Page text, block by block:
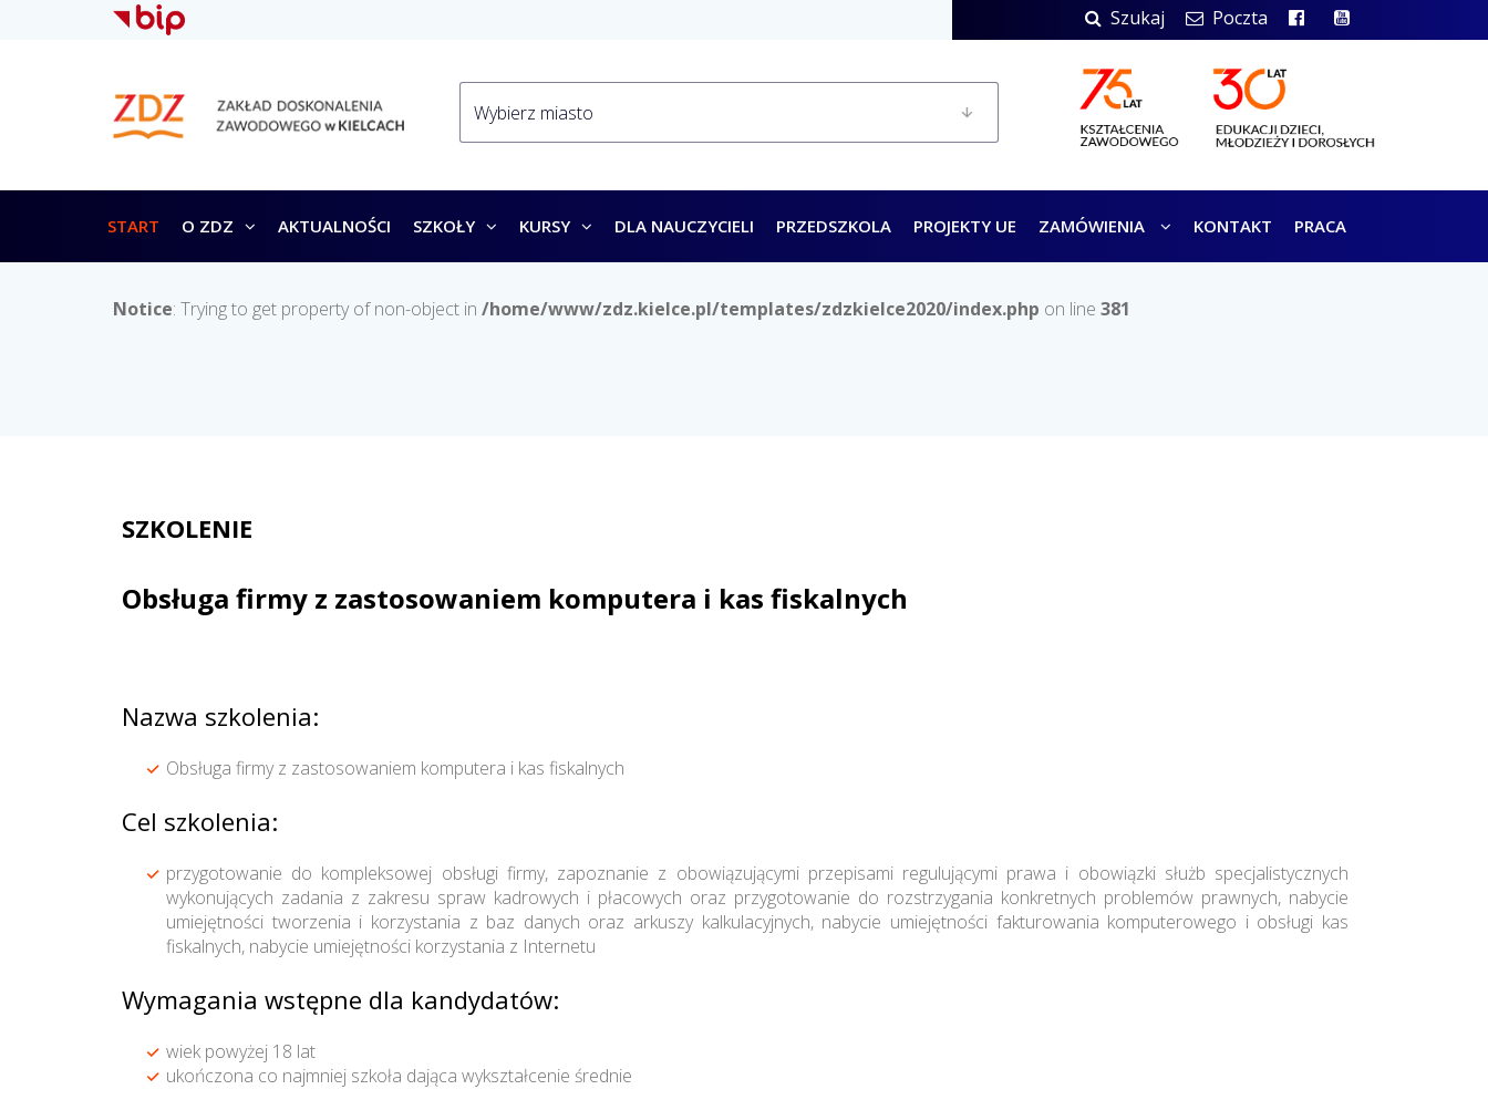
Szukaj Poczta
START O ZDZ AKTUALNOŚCI SZKOŁY KURSY DLA NAUCZYCIELI PRZEDSZKOLA PROJEKTY UE ZAMÓWIENIA KONTAKT PRACA
Notice: Trying to get property of non-object in /home/www/zdz.kielce.pl/templates/zdzkielce2020/index.php on line 381
SZKOLENIE
Obsługa firmy z zastosowaniem komputera i kas fiskalnych
Nazwa szkolenia:
Obsługa firmy z zastosowaniem komputera i kas fiskalnych
Cel szkolenia:
przygotowanie do kompleksowej obsługi firmy, zapoznanie z obowiązującymi przepisami regulującymi prawa i obowiązki służb specjalistycznych
wykonujących zadania z zakresu spraw kadrowych i płacowych oraz przygotowanie do rozstrzygania konkretnych problemów prawnych, nabycie
umiejętności tworzenia i korzystania z baz danych oraz arkuszy kalkulacyjnych, nabycie umiejętności fakturowania komputerowego i obsługi kas
fiskalnych, nabycie umiejętności korzystania z Internetu
Wymagania wstępne dla kandydatów:
wiek powyżej 18 lat
ukończona co najmniej szkoła dająca wykształcenie średnie